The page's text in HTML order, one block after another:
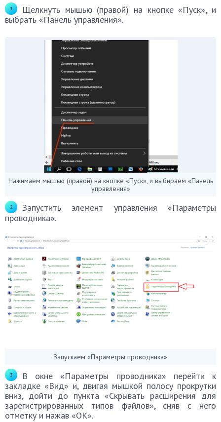
Щелкнуть мышью (правой) на кнопке «Пуск», и
выбрать «Панель управления».
Нажимаем мышью (правой) на кнопке «Пуск», и выбираем «Панель
управления»
Запустить элемент управления «Параметры
проводника».
Запускаем «Параметры проводника»
В окне «Параметры проводника» перейти к
закладке «Вид» и, двигая мышкой полосу прокрутки
вниз, дойти до пункта «Скрывать расширения для
зарегистрированных типов файлов», сняв с него
отметку и нажав «ОК».